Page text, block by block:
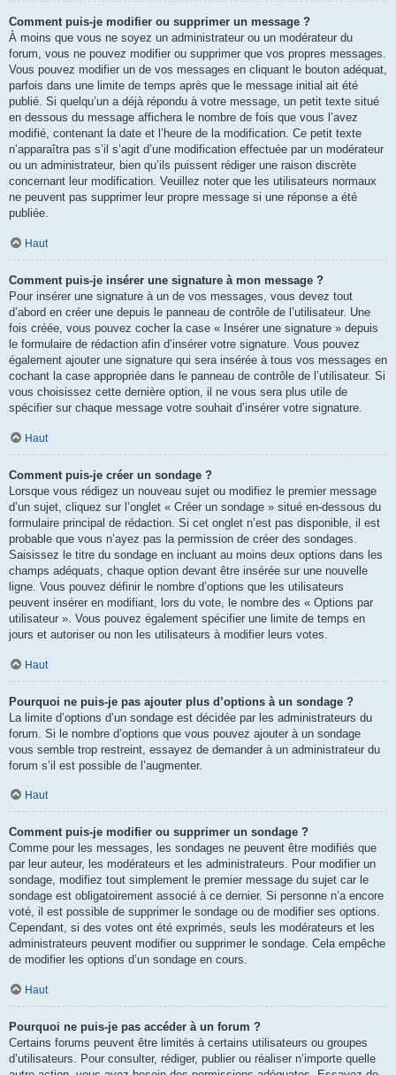
Comment puis-je modifier ou supprimer un message ?
À moins que vous ne soyez un administrateur ou un modérateur du
forum, vous ne pouvez modifier ou supprimer que vos propres messages.
Vous pouvez modifier un de vos messages en cliquant le bouton adéquat,
parfois dans une limite de temps après que le message initial ait été
publié. Si quelqu’un a déjà répondu à votre message, un petit texte situé
en dessous du message affichera le nombre de fois que vous l’avez
modifié, contenant la date et l’heure de la modification. Ce petit texte
n’apparaîtra pas s’il s’agit d’une modification effectuée par un modérateur
ou un administrateur, bien qu’ils puissent rédiger une raison discrète
concernant leur modification. Veuillez noter que les utilisateurs normaux
ne peuvent pas supprimer leur propre message si une réponse a été
publiée.
Haut
Comment puis-je insérer une signature à mon message ?
Pour insérer une signature à un de vos messages, vous devez tout
d’abord en créer une depuis le panneau de contrôle de l’utilisateur. Une
fois créée, vous pouvez cocher la case « Insérer une signature » depuis
le formulaire de rédaction afin d’insérer votre signature. Vous pouvez
également ajouter une signature qui sera insérée à tous vos messages en
cochant la case appropriée dans le panneau de contrôle de l’utilisateur. Si
vous choisissez cette dernière option, il ne vous sera plus utile de
spécifier sur chaque message votre souhait d’insérer votre signature.
Haut
Comment puis-je créer un sondage ?
Lorsque vous rédigez un nouveau sujet ou modifiez le premier message
d’un sujet, cliquez sur l’onglet « Créer un sondage » situé en-dessous du
formulaire principal de rédaction. Si cet onglet n’est pas disponible, il est
probable que vous n’ayez pas la permission de créer des sondages.
Saisissez le titre du sondage en incluant au moins deux options dans les
champs adéquats, chaque option devant être insérée sur une nouvelle
ligne. Vous pouvez définir le nombre d’options que les utilisateurs
peuvent insérer en modifiant, lors du vote, le nombre des « Options par
utilisateur ». Vous pouvez également spécifier une limite de temps en
jours et autoriser ou non les utilisateurs à modifier leurs votes.
Haut
Pourquoi ne puis-je pas ajouter plus d’options à un sondage ?
La limite d’options d’un sondage est décidée par les administrateurs du
forum. Si le nombre d’options que vous pouvez ajouter à un sondage
vous semble trop restreint, essayez de demander à un administrateur du
forum s’il est possible de l’augmenter.
Haut
Comment puis-je modifier ou supprimer un sondage ?
Comme pour les messages, les sondages ne peuvent être modifiés que
par leur auteur, les modérateurs et les administrateurs. Pour modifier un
sondage, modifiez tout simplement le premier message du sujet car le
sondage est obligatoirement associé à ce dernier. Si personne n’a encore
voté, il est possible de supprimer le sondage ou de modifier ses options.
Cependant, si des votes ont été exprimés, seuls les modérateurs et les
administrateurs peuvent modifier ou supprimer le sondage. Cela empêche
de modifier les options d’un sondage en cours.
Haut
Pourquoi ne puis-je pas accéder à un forum ?
Certains forums peuvent être limités à certains utilisateurs ou groupes
d’utilisateurs. Pour consulter, rédiger, publier ou réaliser n’importe quelle